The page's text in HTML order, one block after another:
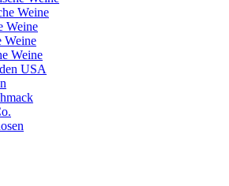
Weine
Weine
Weine
Weine
USA